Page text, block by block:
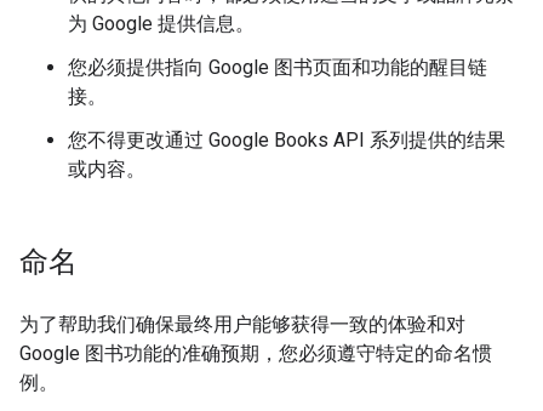
为 Google 提供信息。
您必须提供指向 Google 图书页面和功能的醒目链
接。
您不得更改通过 Google Books API 系列提供的结果
或内容。
命名
为了帮助我们确保最终用户能够获得一致的体验和对
Google 图书功能的准确预期，您必须遵守特定的命名惯
例。